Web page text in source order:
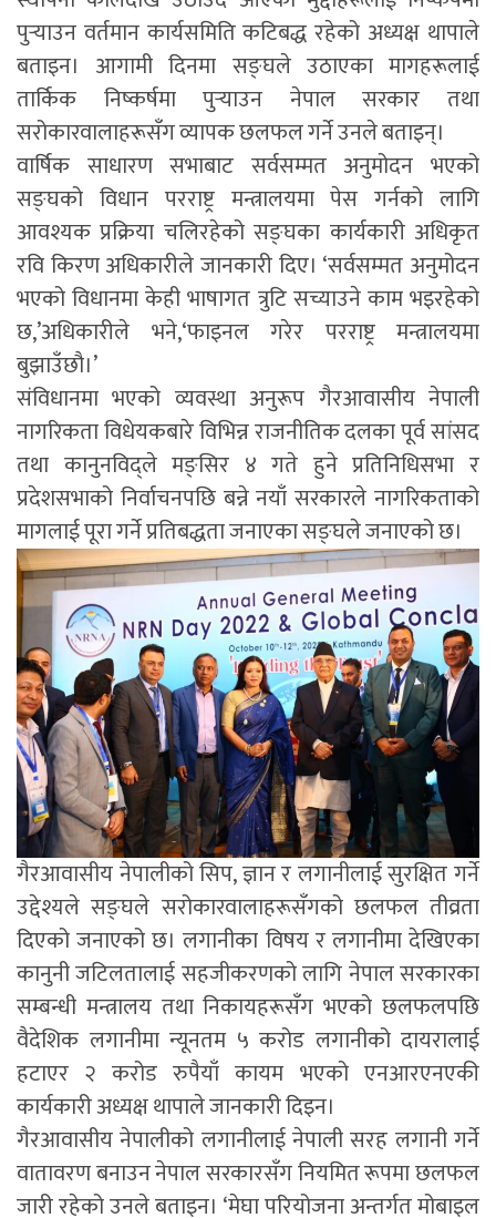
पुर्‍याउन वर्तमान कार्यसमिति कटिबद्ध रहेको अध्यक्ष थापाले
बताइन। आगामी दिनमा सङ्घले उठाएका मागहरूलाई
तार्किक निष्कर्षमा पुर्‍याउन नेपाल सरकार तथा
सरोकारवालाहरूसँग व्यापक छलफल गर्ने उनले बताइन्।
वार्षिक साधारण सभाबाट सर्वसम्मत अनुमोदन भएको
सङ्घको विधान परराष्ट्र मन्त्रालयमा पेस गर्नको लागि
आवश्यक प्रक्रिया चलिरहेको सङ्घका कार्यकारी अधिकृत
रवि किरण अधिकारीले जानकारी दिए। ‘सर्वसम्मत अनुमोदन
भएको विधानमा केही भाषागत त्रुटि सच्याउने काम भइरहेको
छ,’अधिकारीले भने,‘फाइनल गरेर परराष्ट्र मन्त्रालयमा
बुझाउँछौ।’
संविधानमा भएको व्यवस्था अनुरूप गैरआवासीय नेपाली
नागरिकता विधेयकबारे विभिन्न राजनीतिक दलका पूर्व सांसद
तथा कानुनविद्ले मङ्सिर ४ गते हुने प्रतिनिधिसभा र
प्रदेशसभाको निर्वाचनपछि बन्ने नयाँ सरकारले नागरिकताको
मागलाई पूरा गर्ने प्रतिबद्धता जनाएका सङ्घले जनाएको छ।
गैरआवासीय नेपालीको सिप, ज्ञान र लगानीलाई सुरक्षित गर्ने
उद्देश्यले सङ्घले सरोकारवालाहरूसँगको छलफल तीव्रता
दिएको जनाएको छ। लगानीका विषय र लगानीमा देखिएका
कानुनी जटिलतालाई सहजीकरणको लागि नेपाल सरकारका
सम्बन्धी मन्त्रालय तथा निकायहरूसँग भएको छलफलपछि
वैदेशिक लगानीमा न्यूनतम ५ करोड लगानीको दायरालाई
हटाएर २ करोड रुपैयाँ कायम भएको एनआरएनएकी
कार्यकारी अध्यक्ष थापाले जानकारी दिइन।
गैरआवासीय नेपालीको लगानीलाई नेपाली सरह लगानी गर्ने
वातावरण बनाउन नेपाल सरकारसँग नियमित रूपमा छलफल
जारी रहेको उनले बताइन। ‘मेघा परियोजना अन्तर्गत मोबाइल